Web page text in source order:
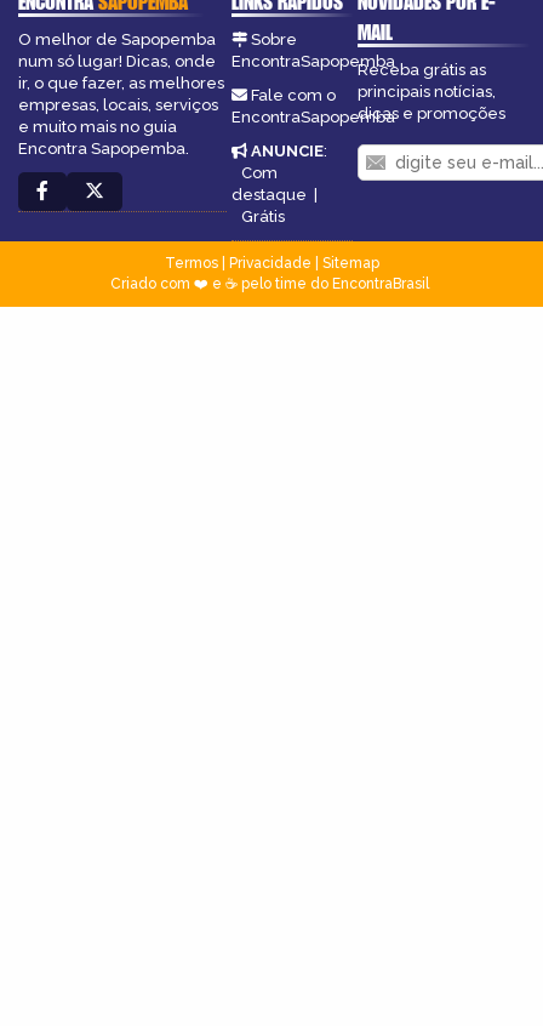
O melhor de Sapopemba
num só lugar! Dicas, onde
ir, o que fazer, as melhores
empresas, locais, serviços
e muito mais no guia
Encontra Sapopemba.
Sobre
EncontraSapopemba
Fale com o
EncontraSapopemba
ANUNCIE:
Com
destaque |
Grátis
MAIL
Receba grátis as
principais notícias,
dicas e promoções
Termos| Privacidade
Sitemap
Criado com ❤️ e ☕ pelo time do EncontraBrasil